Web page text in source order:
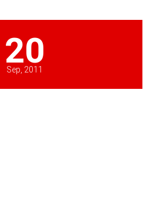
20
Sep, 2011